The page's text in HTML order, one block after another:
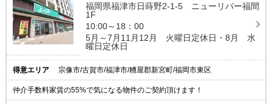
福岡県福津市日蒔野2-1-5 ニューリバー福間
1F
10:00～18：00
5月～7月11月12月 火曜日定休日・8月 水
曜日定休日
得意エリア 宗像市/古賀市/福津市/糟屋郡新宮町/福岡市東区
仲介手数料家賃の55%で気になる物件のご契約頂けます！